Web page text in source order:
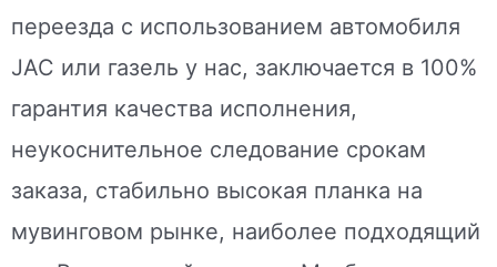
переезда с использованием автомобиля
JAC или газель у нас, заключается в 100%
гарантия качества исполнения,
неукоснительное следование срокам
заказа, стабильно высокая планка на
мувинговом рынке, наиболее подходящий